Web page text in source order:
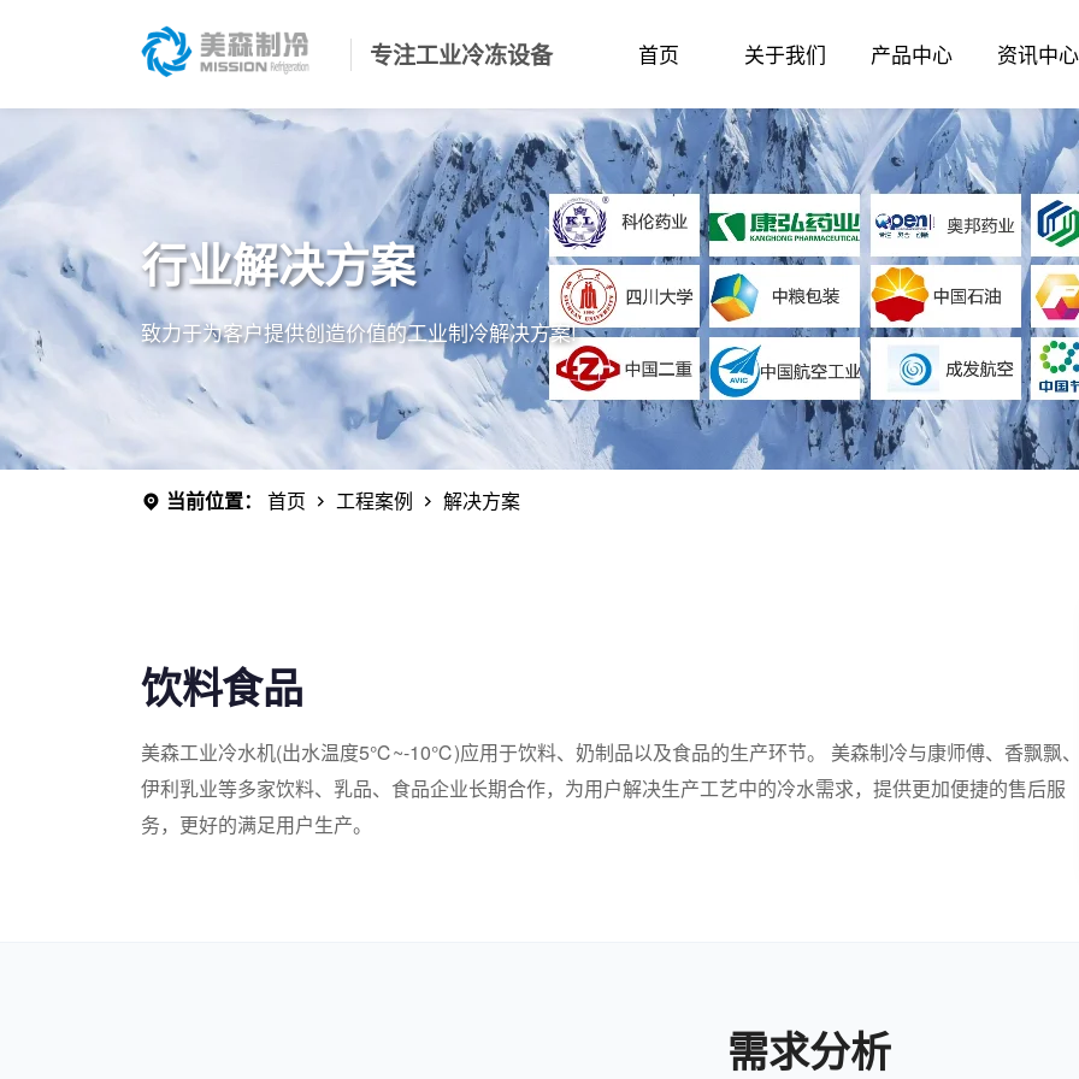
专注工业冷冻设备 首页 关于我们 产品中心 资讯中心
行业解决方案
致力于为客户提供创造价值的工业制冷解决方案!
当前位置： 首页 工程案例 解决方案
饮料食品
美森工业冷水机(出水温度5℃~-10℃)应用于饮料、奶制品以及食品的生产环节。 美森制冷与康师傅、香飘飘
伊利乳业等多家饮料、乳品、食品企业长期合作，为用户解决生产工艺中的冷水需求，提供更加便捷的售后服
务，更好的满足用户生产。
需求分析